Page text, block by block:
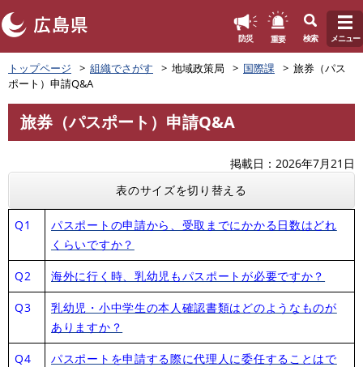
ペ
ー
ジ
の
頭
す
防災 重要 検索 メニュー
トップページ 組織でさがす 地域政策局 国際課
旅券（パス
ポート）申請Q&A
文
旅券（パスポート）申請Q&A
掲載日
2026年7月21日
表のサイズを切り替える
Q1
パスポートの申請から、受取までにかかる日数はどれ
くらいですか？
Q2 海外に行く時、乳幼児もパスポートが必要ですか？
Q3
乳幼児・小中学生の本人確認書類はどのようなものが
ありますか？
Q4
パスポートを申請する際に代理人に委任することはで